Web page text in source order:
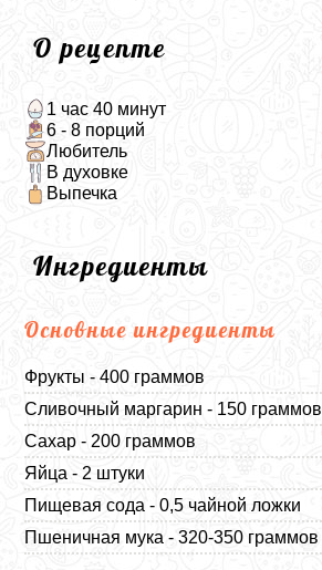
О рецепте
1 час 40 минут
6 - 8 порций
Любитель
В духовке
Выпечка
Ингредиенты
Основные ингредиенты
Фрукты - 400 граммов
Сливочный маргарин - 150 граммов
Сахар - 200 граммов
Яйца - 2 штуки
Пищевая сода - 0,5 чайной ложки
Пшеничная мука - 320-350 граммов